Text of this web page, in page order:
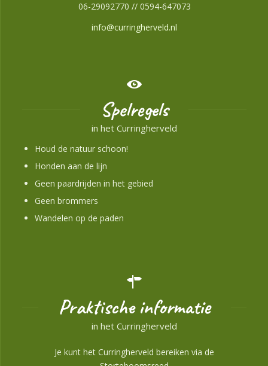
06-29092770 // 0594-647073
info@curringherveld.nl
Spelregels
in het Curringherveld
Houd de natuur schoon!
Honden aan de lijn
Geen paardrijden in het gebied
Geen brommers
Wandelen op de paden
Praktische informatie
in het Curringherveld
Je kunt het Curringherveld bereiken via de